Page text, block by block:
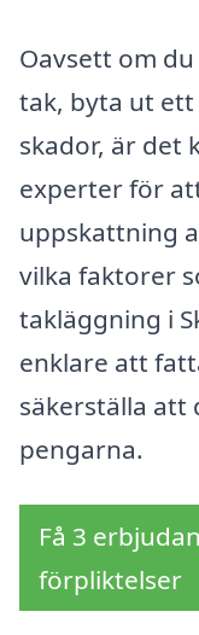
Oavsett om
tak, byta ut
skador, är det
experter för
uppskattning
vilka faktorer
takläggning i
enklare att
säkerställa att
pengarna.
Få 3
förpliktelser